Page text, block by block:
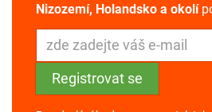
Nizozemí, Holandsko a okolí